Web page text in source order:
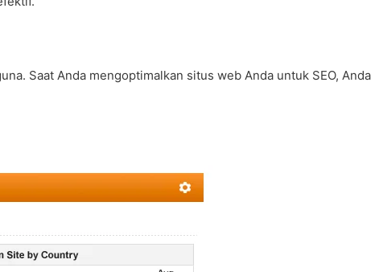
Saat Anda mengoptimalkan situs web Anda untuk SEO, Anda